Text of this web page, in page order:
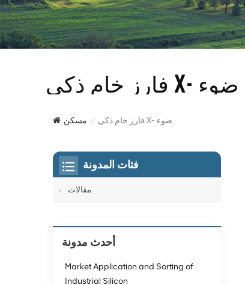
فارز خام ذكي X- ضوء
مسكن / فارز خام ذكي X- ضوء
فئات المدونة
مقالات
أحدث مدونة
Market Application and Sorting of
Industrial Silicon